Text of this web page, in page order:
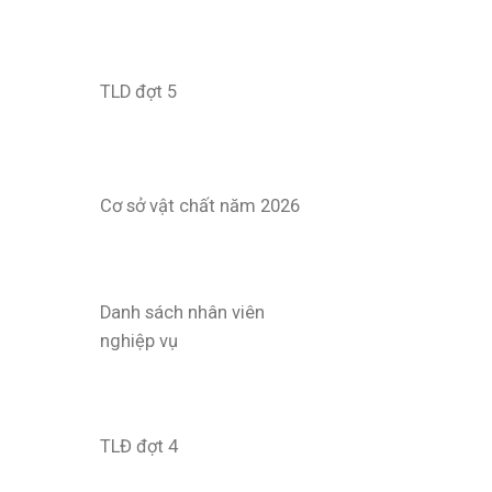
TLD đợt 5
Cơ sở vật chất năm 2026
Danh sách nhân viên
nghiệp vụ
TLĐ đợt 4